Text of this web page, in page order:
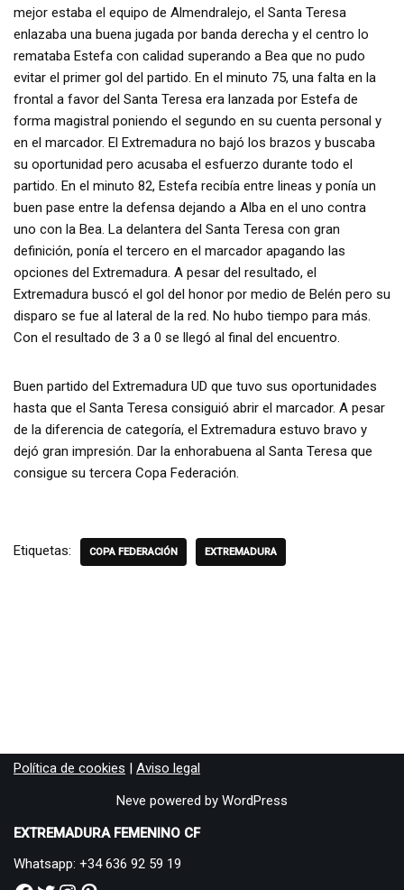
mejor estaba el equipo de Almendralejo, el Santa Teresa
enlazaba una buena jugada por banda derecha y el centro lo
remataba Estefa con calidad superando a Bea que no pudo
evitar el primer gol del partido. En el minuto 75, una falta en la
frontal a favor del Santa Teresa era lanzada por Estefa de
forma magistral poniendo el segundo en su cuenta personal y
en el marcador. El Extremadura no bajó los brazos y buscaba
su oportunidad pero acusaba el esfuerzo durante todo el
partido. En el minuto 82, Estefa recibía entre lineas y ponía un
buen pase entre la defensa dejando a Alba en el uno contra
uno con la Bea. La delantera del Santa Teresa con gran
definición, ponía el tercero en el marcador apagando las
opciones del Extremadura. A pesar del resultado, el
Extremadura buscó el gol del honor por medio de Belén pero su
disparo se fue al lateral de la red. No hubo tiempo para más.
Con el resultado de 3 a 0 se llegó al final del encuentro.
Buen partido del Extremadura UD que tuvo sus oportunidades
hasta que el Santa Teresa consiguió abrir el marcador. A pesar
de la diferencia de categoría, el Extremadura estuvo bravo y
dejó gran impresión. Dar la enhorabuena al Santa Teresa que
consigue su tercera Copa Federación.
Etiquetas: COPA FEDERACIÓN EXTREMADURA
Política de cookies | Aviso legal
Neve powered by WordPress
EXTREMADURA FEMENINO CF
Whatsapp: +34 636 92 59 19